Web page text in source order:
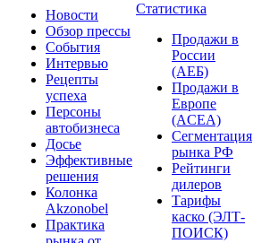
Новости
Обзор прессы
События
Интервью
Рецепты
успеха
Персоны
автобизнеса
Досье
Эффективные
решения
Колонка
Akzonobel
Практика
Статистика
Продажи в
России
(АЕБ)
Продажи в
Европе
(ACEA)
Сегментация
рынка РФ
Рейтинги
дилеров
Тарифы
каско (ЭЛТ-
ПОИСК)